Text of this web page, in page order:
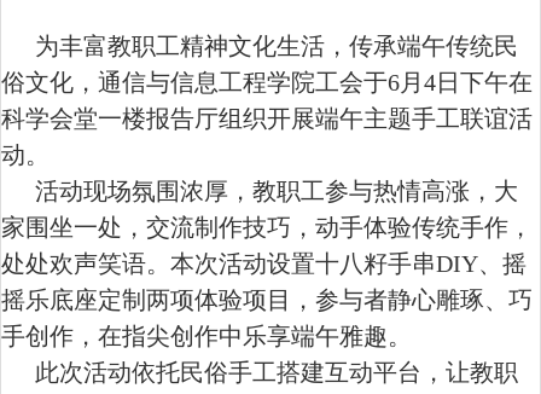
为丰富教职工精神文化生活，传承端午传统民
俗文化，通信与信息工程学院工会于6月4日下午在
科学会堂一楼报告厅组织开展端午主题手工联谊活
动。
活动现场氛围浓厚，教职工参与热情高涨，大
家围坐一处，交流制作技巧，动手体验传统手作，
处处欢声笑语。本次活动设置十八籽手串DIY、摇
摇乐底座定制两项体验项目，参与者静心雕琢、巧
手创作，在指尖创作中乐享端午雅趣。
此次活动依托民俗手工搭建互动平台，让教职